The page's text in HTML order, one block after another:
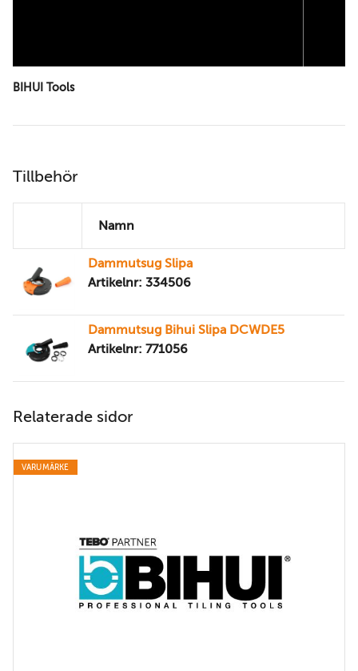
BIHUI Tools
Tillbehör
Namn
Dammutsug Slipa
Artikelnr: 334506
Dammutsug Bihui Slipa DCWDE5
Artikelnr: 771056
Relaterade sidor
VARUMÄRKE